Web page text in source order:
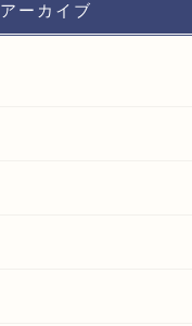
アーカイブ